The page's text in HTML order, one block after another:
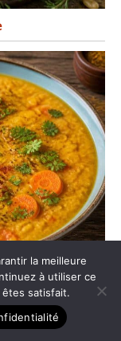
savoureuse et
la meilleure
à utiliser ce
satisfait.